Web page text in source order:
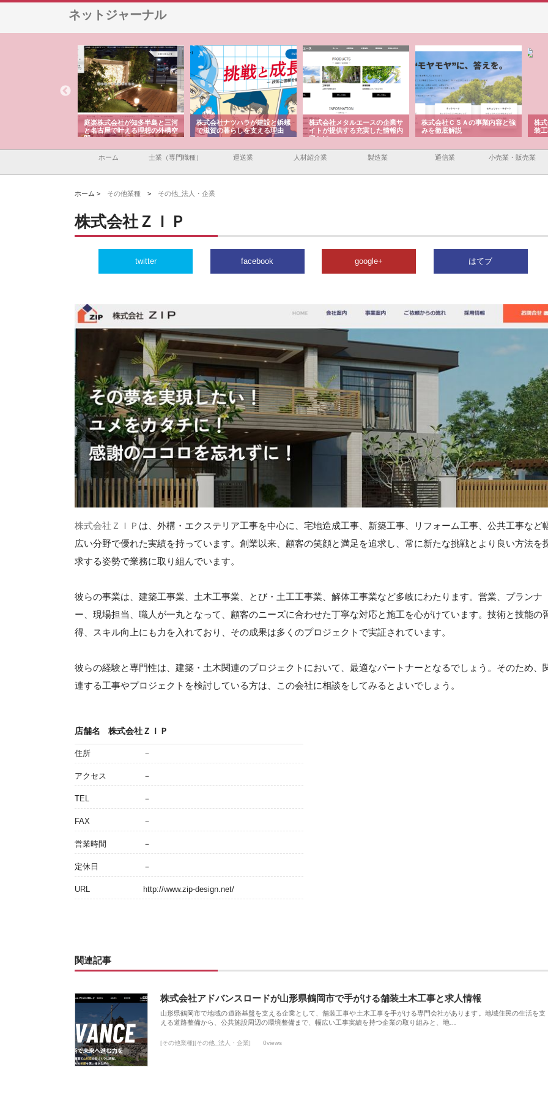
ネットジャーナル
庭楽株式会社が知多半島と三河
と名古屋で叶える理想の外構空
間
株式会社ナツハラが建設と鋲螺
で滋賀の暮らしを支える理由
株式会社メタルエースの企業サ
イトが提供する充実した情報内
容とは
株式会社ＣＳＡの事業内容と強
みを徹底解説
株
装
ホーム 士業（専門職種） 運送業 人材紹介業 製造業 通信業 小売業・販売業
ホーム > その他業種 > その他_法人・企業
株式会社ＺＩＰ
twitter facebook google+ はてブ
株式会社ＺＩＰ は、外構・エクステリア工事を中心に、宅地造成工事、新築工事、リフォーム工事、公共工事など
広い分野で優れた実績を持っています。創業以来、顧客の笑顔と満足を追求し、常に新たな挑戦とより良い方法を
求する姿勢で業務に取り組んでいます。
彼らの事業は、建築工事業、土木工事業、とび・土工工事業、解体工事業など多岐にわたります。営業、プランナ
ー、現場担当、職人が一丸となって、顧客のニーズに合わせた丁寧な対応と施工を心がけています。技術と技能の
得、スキル向上にも力を入れており、その成果は多くのプロジェクトで実証されています。
彼らの経験と専門性は、建築・土木関連のプロジェクトにおいて、最適なパートナーとなるでしょう。そのため、
連する工事やプロジェクトを検討している方は、この会社に相談をしてみるとよいでしょう。
店舗名 株式会社ＺＩＰ
住所 －
アクセス －
TEL －
FAX －
営業時間 －
定休日 －
URL http://www.zip-design.net/
関連記事
株式会社アドバンスロードが山形県鶴岡市で手がける舗装土木工事と求人情報
山形県鶴岡市で地域の道路基盤を支える企業として、舗装工事や土木工事を手がける専門会社があります。地域住民の生活を支
える道路整備から、公共施設周辺の環境整備まで、幅広い工事実績を持つ企業の取り組みと、地…
[その他業種][その他_法人・企業] 0views